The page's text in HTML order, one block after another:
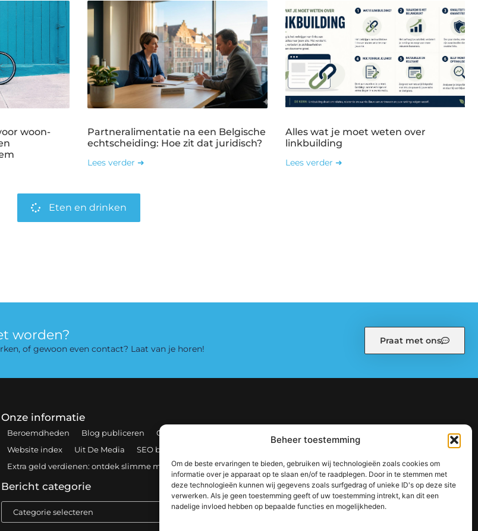
Beheer toestemming
Om de beste ervaringen te bieden, gebruiken wij technologieën zoals cookies om
informatie over je apparaat op te slaan en/of te raadplegen. Door in te stemmen met
deze technologieën kunnen wij gegevens zoals surfgedrag of unieke ID's op deze site
verwerken. Als je geen toestemming geeft of uw toestemming intrekt, kan dit een
nadelige invloed hebben op bepaalde functies en mogelijkheden.
woon-
Partneralimentatie na een Belgische
echtscheiding: Hoe zit dat juridisch?
Lees verder ➜
Alles wat je moet weten over
linkbuilding
Lees verder ➜
Eten en drinken
worden?
of gewoon even contact? Laat van je horen!
Praat met ons
Onze informatie
Beroemdheden Blog publiceren Contact
Website index
Uit De Media
SEO backlinks kopen: zo bouw je stap voor stap aan een sterke online autoriteit
Extra geld verdienen: ontdek slimme manieren om jouw inkomen te vergroten
Bericht categorie